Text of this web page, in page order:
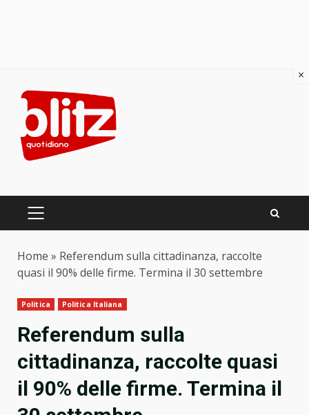
content
PRIMARY
Home » Referendum sulla cittadinanza, raccolte
quasi il 90% delle firme. Termina il 30 settembre
Politica Politica Italiana
Referendum sulla
cittadinanza, raccolte quasi
il 90% delle firme. Termina il
×